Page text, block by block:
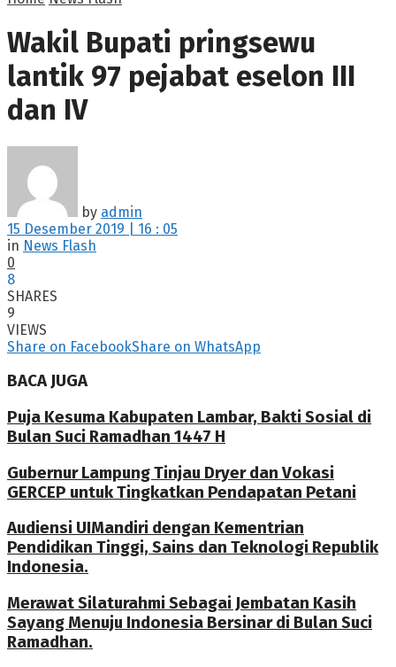
Wakil Bupati pringsewu
lantik 97 pejabat eselon III
dan IV
by admin
15 Desember 2019 | 16 : 05
in News Flash
0
8
SHARES
9
VIEWS
Share on FacebookShare on WhatsApp
BACA JUGA
Puja Kesuma Kabupaten Lambar, Bakti Sosial di
Bulan Suci Ramadhan 1447 H
Gubernur Lampung Tinjau Dryer dan Vokasi
GERCEP untuk Tingkatkan Pendapatan Petani
Audiensi UIMandiri dengan Kementrian
Pendidikan Tinggi, Sains dan Teknologi Republik
Indonesia.
Merawat Silaturahmi Sebagai Jembatan Kasih
Sayang Menuju Indonesia Bersinar di Bulan Suci
Ramadhan.